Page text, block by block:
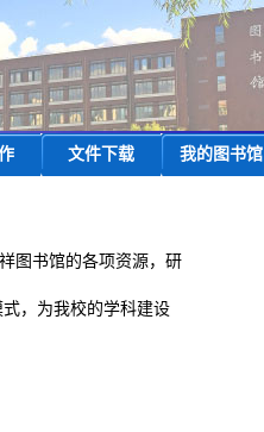
文件下载 我的图书馆
图书馆的各项资源， 研
，为我校的学科建设